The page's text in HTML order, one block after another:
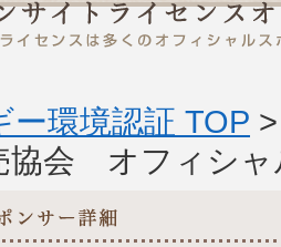
ー環境認証 TOP
協会 オフィシャ